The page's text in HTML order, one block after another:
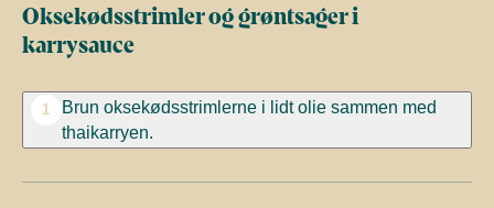
Oksekødsstrimler og grøntsager i
karrysauce
1
Brun oksekødsstrimlerne i lidt olie sammen med
thaikarryen.